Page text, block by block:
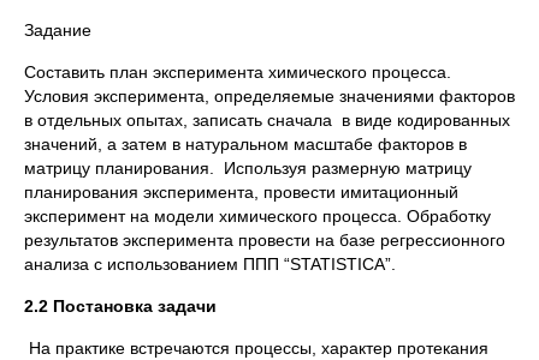
Задание
Составить план эксперимента химического процесса.
Условия эксперимента, определяемые значениями факторов
в отдельных опытах, записать сначала в виде кодированных
значений, а затем в натуральном масштабе факторов в
матрицу планирования. Используя размерную матрицу
планирования эксперимента, провести имитационный
эксперимент на модели химического процесса. Обработку
результатов эксперимента провести на базе регрессионного
анализа с использованием ППП “STATISTICA”.
2.2 Постановка задачи
На практике встречаются процессы, характер протекания